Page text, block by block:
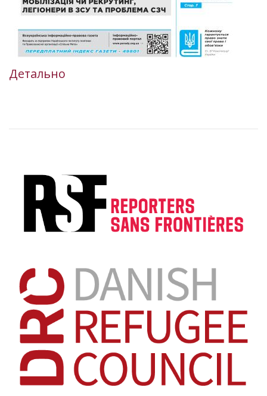
Детально